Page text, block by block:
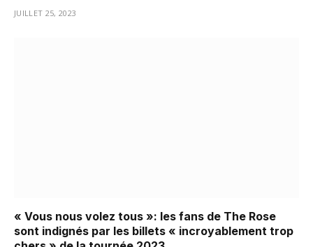
JUILLET 25, 2023
« Vous nous volez tous »: les fans de The Rose
sont indignés par les billets « incroyablement trop